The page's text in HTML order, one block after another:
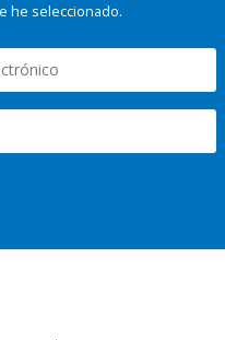
he seleccionado.